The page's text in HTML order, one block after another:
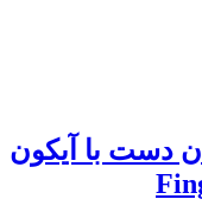
دست با آیکون